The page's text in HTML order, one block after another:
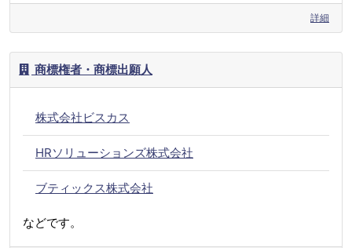
詳細
商標権者・商標出願人
株式会社ビスカス
HRソリューションズ株式会社
ブティックス株式会社
などです。